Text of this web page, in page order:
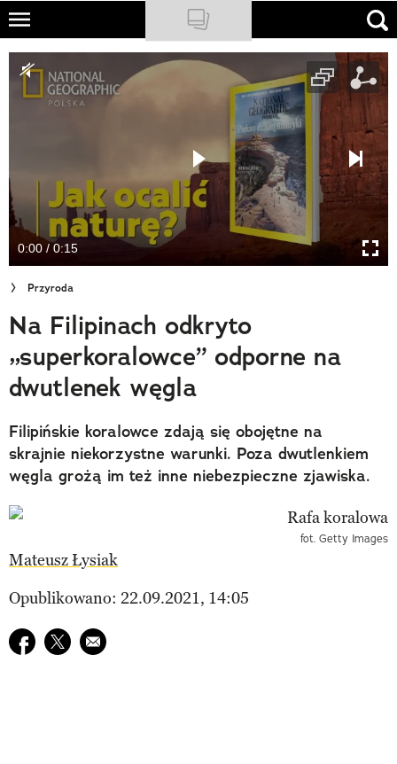
Skip
main
content
NATIONAL GEOGRAPHIC
TRAVELER
Newsletter
Cuda Polski
Wielki Konkurs Fotograficzny
Trendbook Podróżniczy
Polecane
0:00 / 0:15
Przyroda
Na Filipinach odkryto
„superkoralowce” odporne na
dwutlenek węgla
Filipińskie koralowce zdają się obojętne na
skrajnie niekorzystne warunki. Poza dwutlenkiem
węgla grożą im też inne niebezpieczne zjawiska.
fot. Getty Images
Mateusz Łysiak
Opublikowano: 22.09.2021, 14:05
Udostępnij na facebook
Udostępnij na twitter
E-mail do przyjaciela